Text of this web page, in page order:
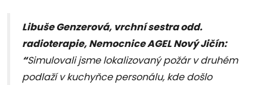
Libuše Genzerová, vrchní sestra odd.
radioterapie, Nemocnice AGEL Nový Jičín:
“Simulovali jsme lokalizovaný požár v druhém
podlaží v kuchyňce personálu, kde došlo